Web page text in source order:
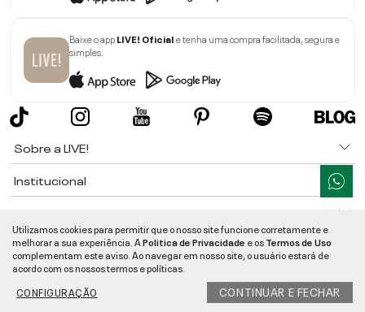
Baixe o appLIVE! Oficiale tenha uma compra facilitada, segura e
simples.
Sobre a LIVE!
Institucional
Ajuda
Segurança e Qualidade
LIVE!©2026- TODOS OS DIREITOS RESERVADOS -RUA MANOEL FRANCISCO
Utilizamos cookies para permitir que o nosso site funcione corretamente e
melhorar a sua experiência. APolitica de Privacidade e osTermos de Uso
complementam este aviso. Ao navegar em nosso site, o usuário estará de
acordo com os nossos termos e políticas.
CONFIGURAÇÃO
CONTINUAR E FECHAR